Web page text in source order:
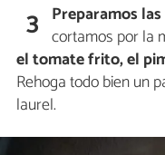
3 Preparamos
cortamos por la
el tomate frito, el
Rehoga todo bien un
laurel.